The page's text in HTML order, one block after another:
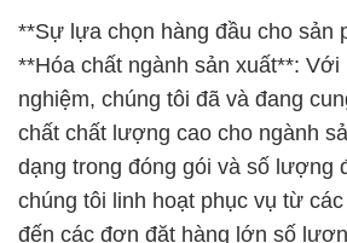
**Sự lựa chọn hàng đầu cho sản
**Hóa chất ngành sản xuất**: Với
nghiệm, chúng tôi đã và đang
chất chất lượng cao cho ngành
dạng trong đóng gói và số lượng
chúng tôi linh hoạt phục vụ từ
đến các đơn đặt hàng lớn số